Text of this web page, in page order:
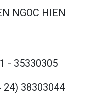
NGOC HIEN
- 35330305
24) 38303044